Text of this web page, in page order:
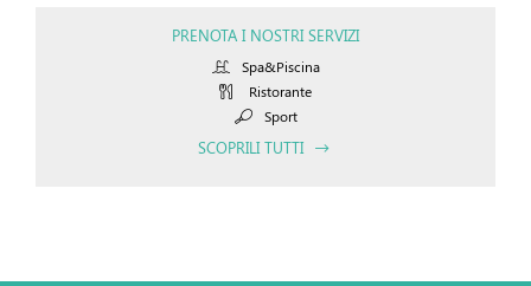
PRENOTA I NOSTRI SERVIZI
Spa&Piscina
Ristorante
Sport
SCOPRILI TUTTI